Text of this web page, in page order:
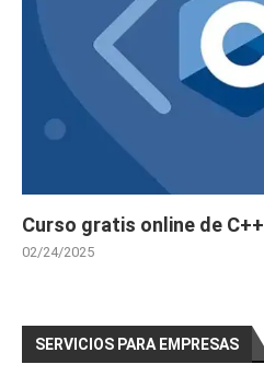
Curso gratis online de C++
02/24/2025
SERVICIOS PARA EMPRESAS